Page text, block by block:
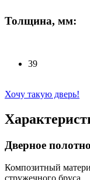
Толщина, мм:
39
Хочу такую дверь!
Дверное
Композитный